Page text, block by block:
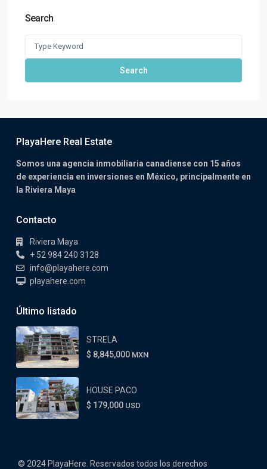
Search
Search
PlayaHere Real Estate
Somos una agencia inmobiliaria canadiense con 15 años
de experiencia en inversiones en México, principalmente en
la Riviera Maya
Contacto
Riviera Maya
+ 52 984 240 3128
info@playahere.com
playahere.com
Último listado
STRELA
$ 8,845,000 MXN
HOUSE PACO
$ 179,000 USD
© 2024 PlayaHere. Reservados todos los derechos